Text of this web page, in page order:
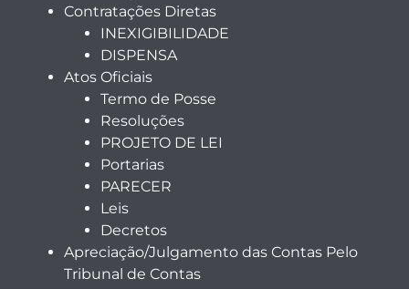
Contratações Diretas
INEXIGIBILIDADE
DISPENSA
Atos Oficiais
Termo de Posse
Resoluções
PROJETO DE LEI
Portarias
PARECER
Leis
Decretos
Apreciação/Julgamento das Contas Pelo
Tribunal de Contas